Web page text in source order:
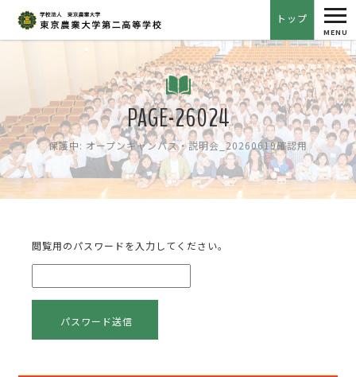
トップ
MENU
PAGE-26024
保護中: オープンキャンパス・説明会_20260619確認用
閲覧用のパスワードを入力してください。